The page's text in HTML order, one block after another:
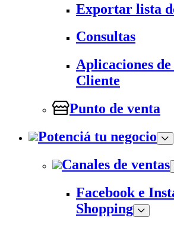
Exportar lista
Consultas
Aplicaciones
Cliente
Punto de venta
Potenciá tu negocio
Canales de ventas
Facebook e
Shopping